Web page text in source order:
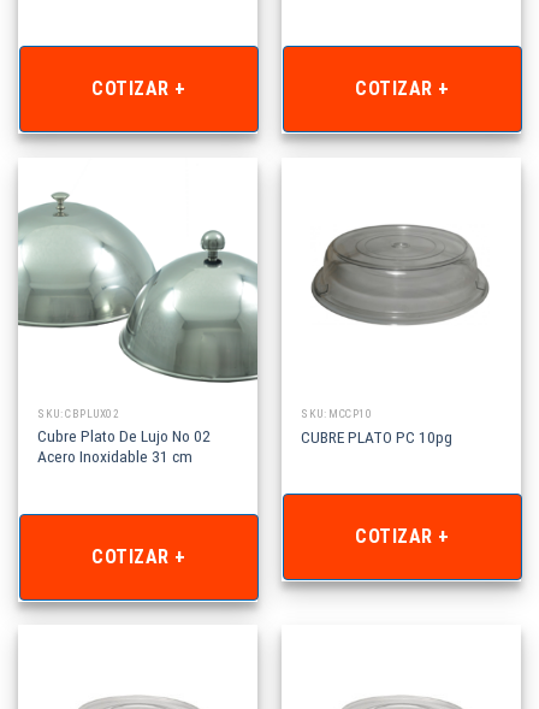
COTIZAR + COTIZAR +
SKU: CBPLUX02
Cubre Plato De Lujo No 02
Acero Inoxidable 31 cm
COTIZAR +
SKU: MCCP10
CUBRE PLATO PC 10pg
COTIZAR +